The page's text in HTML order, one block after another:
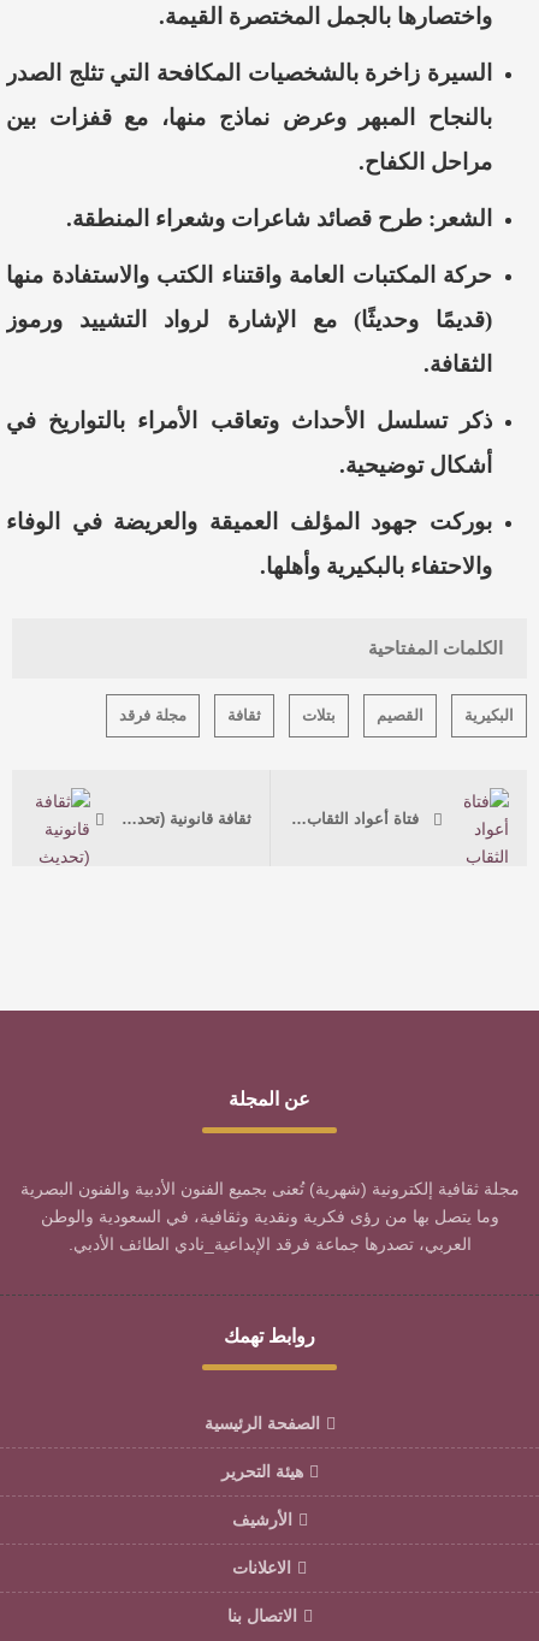
واختصارها بالجمل المختصرة القيمة.
السيرة زاخرة بالشخصيات المكافحة التي تثلج الصدر
بالنجاح المبهر وعرض نماذج منها، مع قفزات بين
مراحل الكفاح.
الشعر: طرح قصائد شاعرات وشعراء المنطقة.
حركة المكتبات العامة واقتناء الكتب والاستفادة منها
(قديمًا وحديثًا) مع الإشارة لرواد التشييد ورموز
الثقافة.
ذكر تسلسل الأحداث وتعاقب الأمراء بالتواريخ في
أشكال توضيحية.
بوركت جهود المؤلف العميقة والعريضة في الوفاء
والاحتفاء بالبكيرية وأهلها.
الكلمات المفتاحية
البكيرية القصيم بتلات ثقافة مجلة فرقد
فتاة أعواد الثقاب الصغيرة ثقافة قانونية (تحديث بيانات المحامي)
عن المجلة
مجلة ثقافية إلكترونية (شهرية) تُعنى بجميع الفنون الأدبية والفنون البصرية
وما يتصل بها من رؤى فكرية ونقدية وثقافية، في السعودية والوطن
العربي، تصدرها جماعة فرقد الإبداعية_نادي الطائف الأدبي.
روابط تهمك
الصفحة الرئيسية
هيئة التحرير
الأرشيف
الاعلانات
الاتصال بنا